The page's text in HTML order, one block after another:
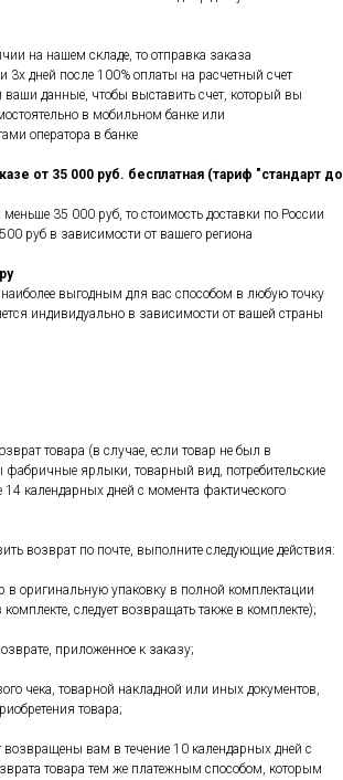
на нашем складе, то отправка заказа
3х дней после 100% оплаты на расчетный счет
данные, чтобы выставить счет, который вы
в мобильном банке или
оператора в банке
от 35 000 руб. бесплатная (тариф "стандарт до
35 000 руб, то стоимость доставки по России
руб в зависимости от вашего региона
выгодным для вас способом в любую точку
индивидуально в зависимости от вашей страны
товара (в случае, если товар не был в
фабричные ярлыки, товарный вид, потребительские
14 календарных дней с момента фактического
возврат по почте, выполните следующие действия:
в оригинальную упаковку в полной комплектации
следует возвращать также в комплекте);
приложенное к заказу;
чека, товарной накладной или иных документов,
товара;
возвращены вам в течение 10 календарных дней с
товара тем же платежным способом, которым